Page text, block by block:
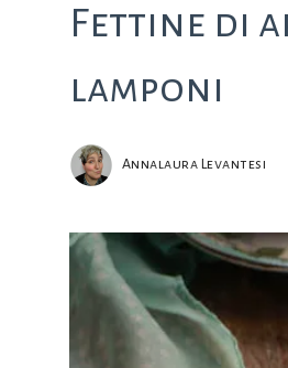
Fettine di
lamponi
Annalaura Levantesi